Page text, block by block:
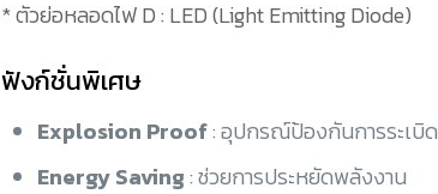
* ตัวย่อหลอดไฟ D : LED (Light Emitting Diode)
ฟังก์ชั่นพิเศษ
Explosion Proof: อุปกรณ์ป้องกันการระเบิด
Energy Saving: ช่วยการประหยัดพลังงาน